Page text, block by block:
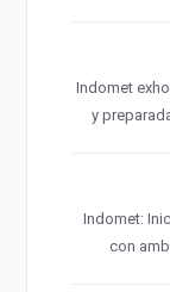
Indomet
y
Indomet:
con